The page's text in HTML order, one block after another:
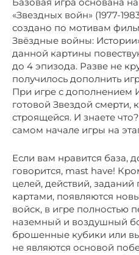
«Звездных войн» (1977-
создано по мотивам
Звёздные войны:
данной картины
до 4 эпизода. Разве не
получилось дополнить
При игре с дополнением
готовой Звездой смерти,
строящейся. И знаете
самом начале игры на
Если вам нравится база,
говорится, mast have!
целей, действий,
картами, появляются
войск, в игре полностью
наземный и воздушный
брошенные кубики или
не являются основой